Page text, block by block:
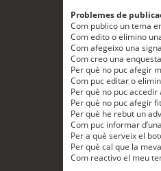
Problemes de
Com publico un tema
Com edito o elimino
Com afegeixo una
Com creo una
Per què no puc afegir
Com puc editar o
Per què no puc accedir
Per què no puc afegir
Per què he rebut un
Com puc informar
Per a què serveix el
Per què cal que la
Com reactivo el meu